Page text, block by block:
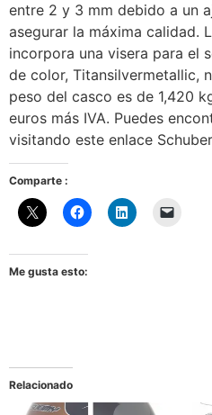
entre 2 y 3 mm debido a un
asegurar la máxima calidad.
incorpora una visera para el
de color, Titansilvermetallic,
peso del casco es de 1,420
euros más IVA. Puedes
visitando este enlace
Comparte :
Me gusta esto:
Relacionado